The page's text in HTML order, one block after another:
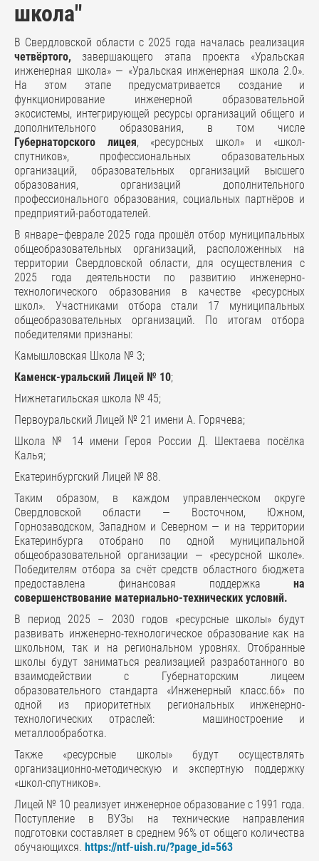
школа"
В Свердловской области с 2025 года началась реализация
четвёртого, завершающего этапа проекта «Уральская
инженерная школа» — «Уральская инженерная школа 2.0».
На этом этапе предусматривается создание и
функционирование инженерной образовательной
экосистемы, интегрирующей ресурсы организаций общего и
дополнительного образования, в том числе
Губернаторского лицея, «ресурсных школ» и «школ-
спутников», профессиональных образовательных
организаций, образовательных организаций высшего
образования, организаций дополнительного
профессионального образования, социальных партнёров и
предприятий-работодателей.
В январе–феврале 2025 года прошёл отбор муниципальных
общеобразовательных организаций, расположенных на
территории Свердловской области, для осуществления с
2025 года деятельности по развитию инженерно-
технологического образования в качестве «ресурсных
школ». Участниками отбора стали 17 муниципальных
общеобразовательных организаций. По итогам отбора
победителями признаны:
Камышловская Школа № 3;
Каменск-уральский Лицей № 10;
Нижнетагильская школа № 45;
Первоуральский Лицей № 21 имени А. Горячева;
Школа № 14 имени Героя России Д. Шектаева посёлка
Калья;
Екатеринбургский Лицей № 88.
Таким образом, в каждом управленческом округе
Свердловской области — Восточном, Южном,
Горнозаводском, Западном и Северном — и на территории
Екатеринбурга отобрано по одной муниципальной
общеобразовательной организации — «ресурсной школе».
Победителям отбора за счёт средств областного бюджета
предоставлена финансовая поддержка на
совершенствование материально-технических условий.
В период 2025 – 2030 годов «ресурсные школы» будут
развивать инженерно-технологическое образование как на
школьном, так и на региональном уровнях. Отобранные
школы будут заниматься реализацией разработанного во
взаимодействии с Губернаторским лицеем
образовательного стандарта «Инженерный класс.66» по
одной из приоритетных региональных инженерно-
технологических отраслей: машиностроение и
металлообработка.
Также «ресурсные школы» будут осуществлять
организационно-методическую и экспертную поддержку
«школ-спутников».
Лицей № 10 реализует инженерное образование с 1991 года.
Поступление в ВУЗы на технические направления
подготовки составляет в среднем 96% от общего количества
обучающихся. https://ntf-uish.ru/?page_id=563